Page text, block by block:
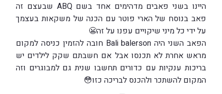
היינו בשני פאבים מדהימים אחד בשם ABQ שבעצם זה
פאב בנוסח של הארי פוטר עם הכנה של משקאות בעצמך
על ידי כל מיני שיקויים עפנו על זה😬
הפאב השני היה Bali balerson חובה להזמין כניסה למקום
מראש אחרת לא תכנסו אבל אם חשבתם שקק לילדים יש
בריכות ענקיות עם כדורים תחשבו שנית גם למבוגרים וזה
המקום להשתכר ולהכנס לבריכה כזו😳